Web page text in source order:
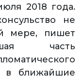
2018 года.
не
мере, пишет
часть
в ближайшие